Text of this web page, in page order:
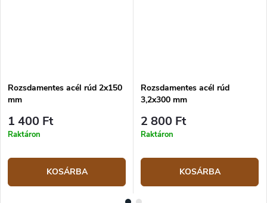
Rozsdamentes acél rúd 2x150
mm
1 400 Ft
Raktáron
KOSÁRBA
Rozsdamentes acél rúd
3,2x300 mm
2 800 Ft
Raktáron
KOSÁRBA